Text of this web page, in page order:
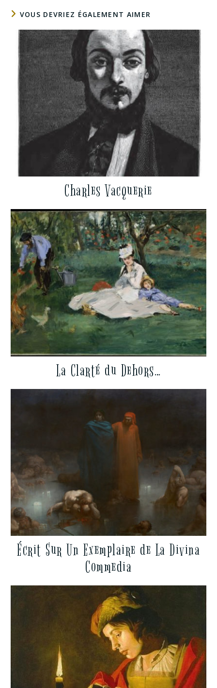
VOUS DEVRIEZ ÉGALEMENT AIMER
Charles Vacquerie
La Clarté du Dehors…
Écrit Sur Un Exemplaire de La Divina
Commedia